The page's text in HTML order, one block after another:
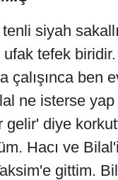
siyah
tefek
çalışınca ben
ne isterse
gelir' diye
Hacı ve
gittim.